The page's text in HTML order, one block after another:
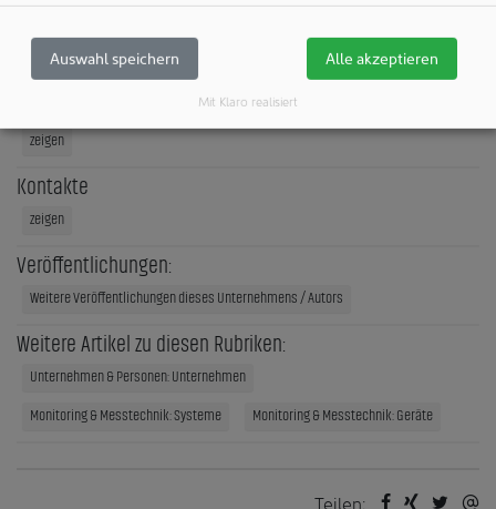
Internet:http://www.pmeasuring.de
zeigen
Kontakte
zeigen
Veröffentlichungen:
Weitere Veröffentlichungen dieses Unternehmens / Autors
Weitere Artikel zu diesen Rubriken:
Unternehmen & Personen: Unternehmen
Monitoring & Messtechnik: Systeme Monitoring & Messtechnik: Geräte
Teilen:
Auswahl speichern Alle akzeptieren
Mit Klaro realisiert